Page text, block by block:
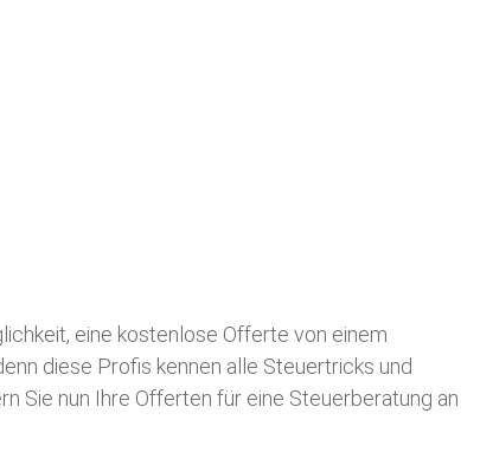
eine kostenlose Offerte von einem
diese Profis kennen alle Steuertricks und
Sie nun Ihre Offerten für eine Steuerberatung an